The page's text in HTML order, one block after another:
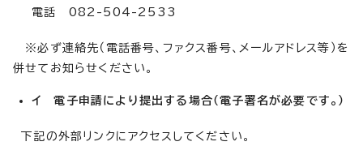
電話 082-504-2533
※必ず連絡先（電話番号、ファクス番号、メールアドレス等）を
併せてお知らせください。
イ 電子申請により提出する場合（電子署名が必要です。）
下記の外部リンクにアクセスしてください。